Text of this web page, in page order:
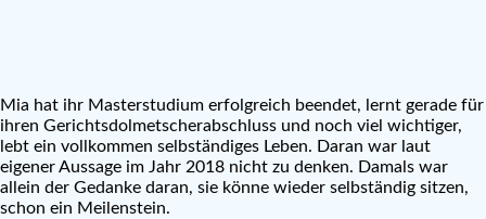
Mia hat ihr Masterstudium erfolgreich beendet, lernt gerade für
ihren Gerichtsdolmetscherabschluss und noch viel wichtiger,
lebt ein vollkommen selbständiges Leben. Daran war laut
eigener Aussage im Jahr 2018 nicht zu denken. Damals war
allein der Gedanke daran, sie könne wieder selbständig sitzen,
schon ein Meilenstein.